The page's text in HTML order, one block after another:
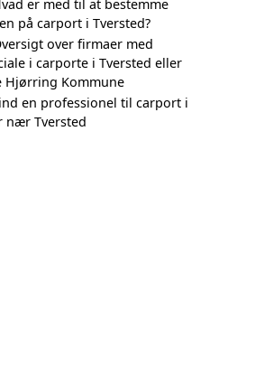
er med til at bestemme
på carport i Tversted?
over firmaer med
i carporte i Tversted eller
Hjørring Kommune
en professionel til carport i
nær Tversted